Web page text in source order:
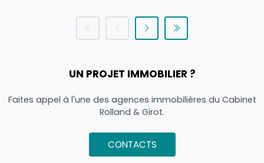
UN PROJET IMMOBILIER ?
Faites appel à l'une des agences immobilières du Cabinet
Rolland & Girot.
CONTACTS